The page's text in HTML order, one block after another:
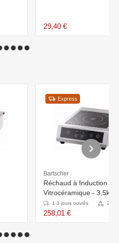
29,40 €
Express
Bartscher
Réchaud à Induction -
Vitrocéramique - 3,5kW
340x445x117(h)mm
1-3 jours ouvrés 2
258,01 €